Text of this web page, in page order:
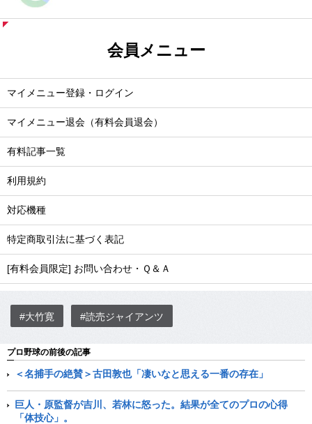
会員メニュー
マイメニュー登録・ログイン
マイメニュー退会（有料会員退会）
有料記事一覧
利用規約
対応機種
特定商取引法に基づく表記
[有料会員限定] お問い合わせ・Ｑ＆Ａ
#大竹寛 #読売ジャイアンツ
プロ野球の前後の記事
＜名捕手の絶賛＞古田敦也「凄いなと思える一番の存在」
巨人・原監督が吉川、若林に怒った。結果が全てのプロの心得
「体技心」。